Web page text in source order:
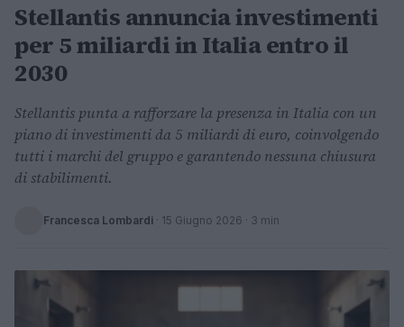
Stellantis annuncia investimenti
per 5 miliardi in Italia entro il
2030
Stellantis punta a rafforzare la presenza in Italia con un
piano di investimenti da 5 miliardi di euro, coinvolgendo
tutti i marchi del gruppo e garantendo nessuna chiusura
di stabilimenti.
Francesca Lombardi · 15 Giugno 2026 · 3 min